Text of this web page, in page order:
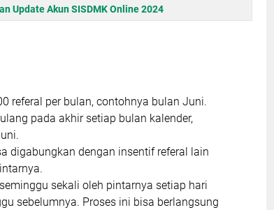
Update Akun SISDMK Online 2024
referal per bulan, contohnya bulan Juni.
pada akhir setiap bulan kalender,
digabungkan dengan insentif referal lain
sekali oleh pintarnya setiap hari
sebelumnya. Proses ini bisa berlangsung